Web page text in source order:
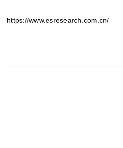
https://www.esresearch.com.cn/